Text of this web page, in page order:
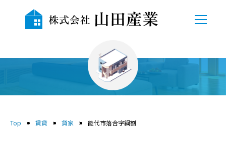
TOP
会社概要
賃貸
Top 賃貸 貸家 能代市落合字綱割